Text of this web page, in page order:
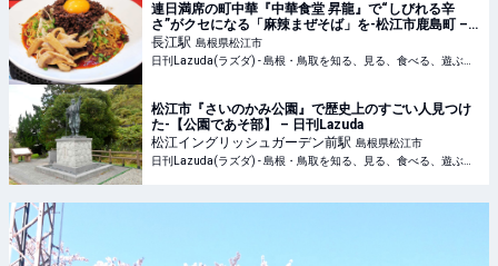
連日満席の町中華『中華食堂 昇龍』で“しびれる辛
さ”がクセになる「麻辣まぜそば」を-松江市鹿島町 –
日刊Lazuda
長江駅 島根県松江市
松江市『さいのかみ公園』で歴史上のすごい人見つけ
た-【公園であそ部】 – 日刊Lazuda
松江イングリッシュガーデン前駅 島根県松江市